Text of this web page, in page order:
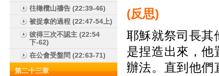
往橄欖山禱告 (22:39-46)
被捉拿的過程 (22:47-54上)
彼得三次不認主 (22:54
下-62)
在公會受盤問 (22:63-71)
第二十三章
(反思)
耶穌就祭司長其
是捏造出來，他
辦法。直到他們